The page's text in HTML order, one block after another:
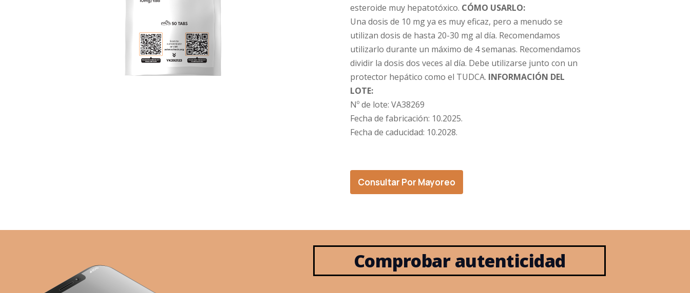
esteroide muy hepatotóxico. CÓMO USARLO:
Una dosis de 10 mg ya es muy eficaz, pero a menudo se
utilizan dosis de hasta 20-30 mg al día. Recomendamos
utilizarlo durante un máximo de 4 semanas. Recomendamos
dividir la dosis dos veces al día. Debe utilizarse junto con un
protector hepático como el TUDCA. INFORMACIÓN DEL
LOTE:
Nº de lote: VA38269
Fecha de fabricación: 10.2025.
Fecha de caducidad: 10.2028.
Consultar Por Mayoreo
Comprobar autenticidad